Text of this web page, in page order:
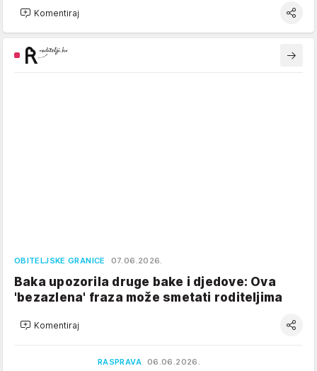
Komentiraj
OBITELJSKE GRANICE 07.06.2026.
Baka upozorila druge bake i djedove: Ova
'bezazlena' fraza može smetati roditeljima
Komentiraj
RASPRAVA 06.06.2026.